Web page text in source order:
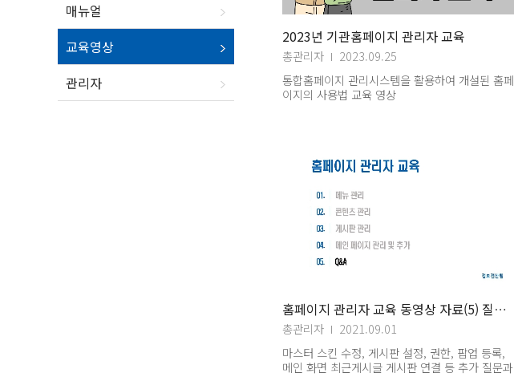
매뉴얼
교육영상
관리자
2023년 기관홈페이지 관리자 교육
총관리자
2023.09.25
통합홈페이지 관리시스템을 활용하여 개설된 홈페
이지의 사용법 교육 영상
홈페이지 관리자 교육 동영상 자료(5) 질문답변
총관리자
2021.09.01
마스터 스킨 수정, 게시판 설정, 권한, 팝업 등록,
메인 화면 최근게시글 게시판 연결 등 추가 질문과